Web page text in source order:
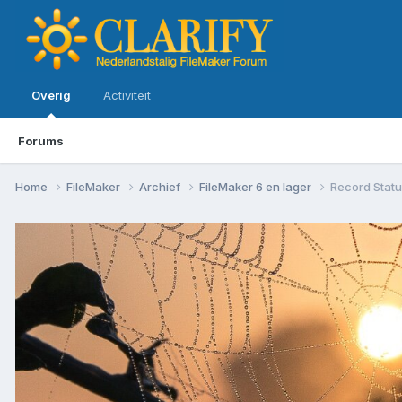
Overig
Forums
Activiteit
Home FileMaker Archief FileMaker 6 en lager Record